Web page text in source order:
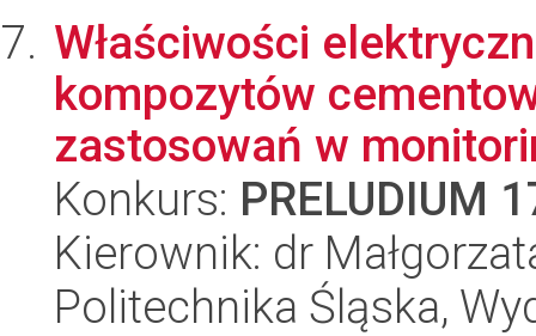
Właściwości
kompozytów
zastosowań w
Konkurs: PRELUDIUM
Kierownik: dr
Politechnika Śląska,